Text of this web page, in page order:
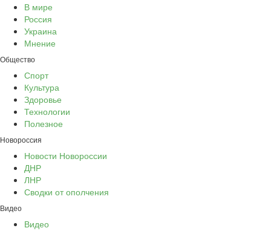
В мире
Россия
Украина
Мнение
Общество
Спорт
Культура
Здоровье
Технологии
Полезное
Новороссия
Новости Новороссии
ДНР
ЛНР
Сводки от ополчения
Видео
Видео